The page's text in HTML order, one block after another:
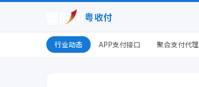
粤收付
行业动态 APP支付接口 聚合支付代理